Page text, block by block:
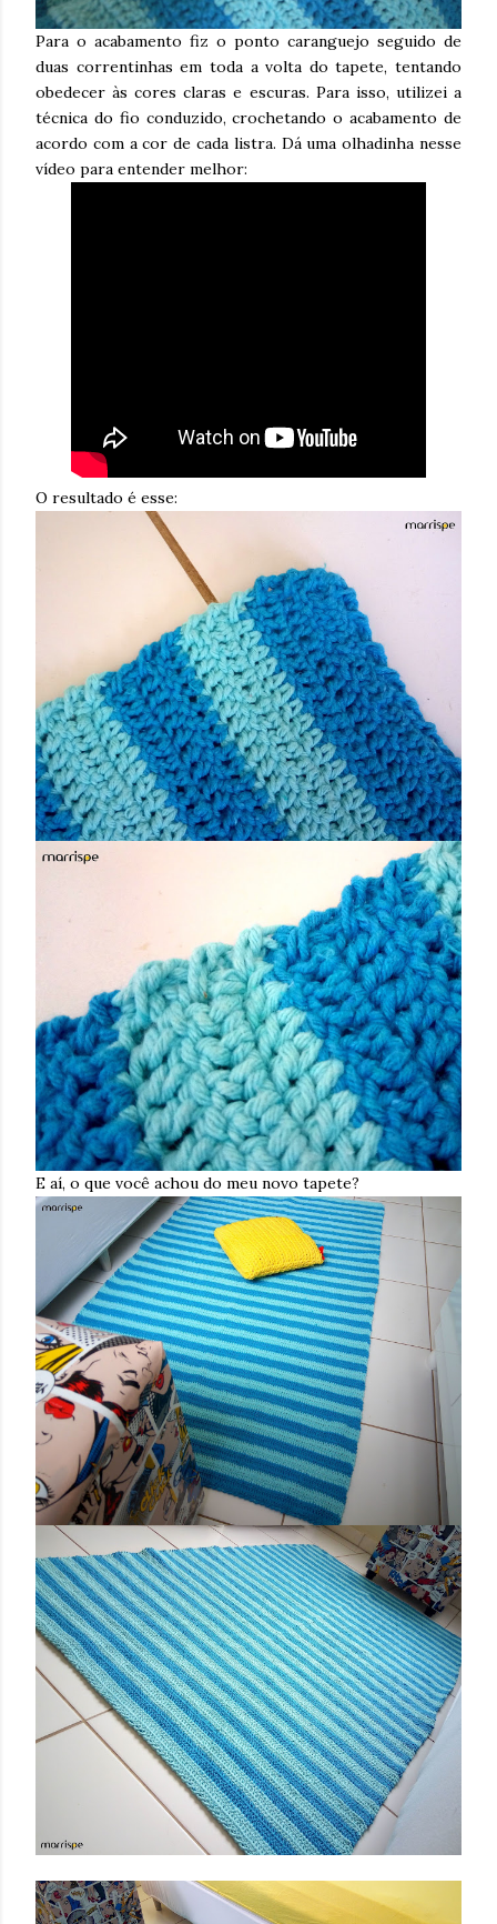
Para o acabamento fiz o ponto caranguejo seguido de
duas correntinhas em toda a volta do tapete, tentando
obedecer às cores claras e escuras. Para isso, utilizei a
técnica do fio conduzido, crochetando o acabamento de
acordo com a cor de cada listra. Dá uma olhadinha nesse
vídeo para entender melhor:
O resultado é esse:
E aí, o que você achou do meu novo tapete?